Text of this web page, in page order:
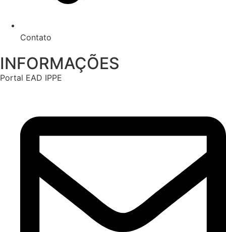
Contato
INFORMAÇÕES
Portal EAD IPPE